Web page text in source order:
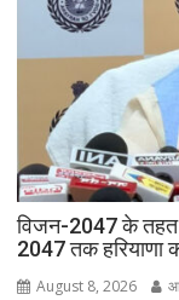
विजन-2047 के तहत
2047 तक हरियाणा
August 8, 2026